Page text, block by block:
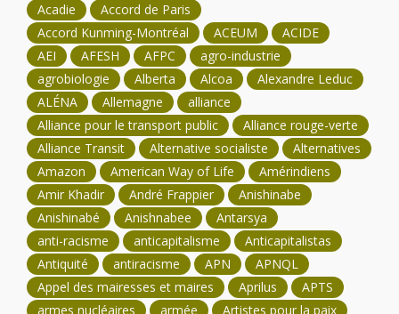
Acadie
Accord de Paris
Accord Kunming-Montréal
ACEUM
ACIDE
AEI
AFESH AFPC
agro-industrie
agrobiologie
Alberta Alcoa
Alexandre Leduc
ALÉNA
Allemagne
alliance
Alliance pour le transport public
Alliance rouge-verte
Alliance Transit
Alternative socialiste
Alternatives
Amazon
American Way of Life
Amérindiens
Amir Khadir
André Frappier
Anishinabe
Anishinabé
Anishnabee
Antarsya
anti-racisme
anticapitalisme
Anticapitalistas
Antiquité
antiracisme APN
APNQL
Appel des mairesses et maires
Aprilus
APTS
armes nucléaires
armée Artistes pour la paix